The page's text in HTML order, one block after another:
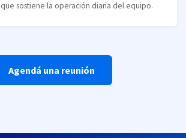
sostiene la operación diaria del equipo.
Agendá una reunión